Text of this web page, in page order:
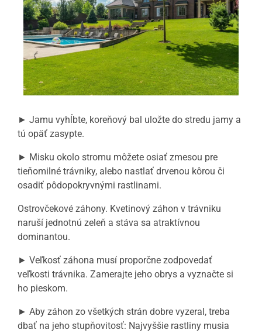
► Jamu vyhĺbte, koreňový bal uložte do stredu jamy a
tú opäť zasypte.
► Misku okolo stromu môžete osiať zmesou pre
tieňomilné trávniky, alebo nastlať drvenou kôrou či
osadiť pôdopokryvnými rastlinami.
Ostrovčekové záhony. Kvetinový záhon v trávniku
naruší jednotnú zeleň a stáva sa atraktívnou
dominantou.
► Veľkosť záhona musí proporčne zodpovedať
veľkosti trávnika. Zamerajte jeho obrys a vyznačte si
ho pieskom.
► Aby záhon zo všetkých strán dobre vyzeral, treba
dbať na jeho stupňovitosť: Najvyššie rastliny musia